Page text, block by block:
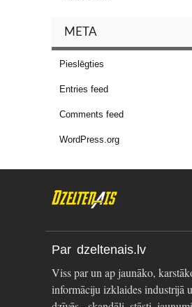
META
Pieslēgties
Entries feed
Comments feed
WordPress.org
Par dzeltenais.lv
Viss par un ap jaunāko,
informāciju izklaides industrijā